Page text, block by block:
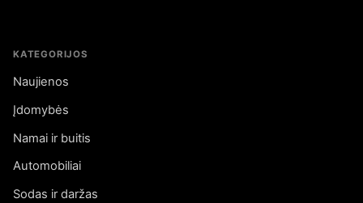
KATEGORIJOS
Naujienos
Įdomybės
Namai ir buitis
Automobiliai
Sodas ir daržas